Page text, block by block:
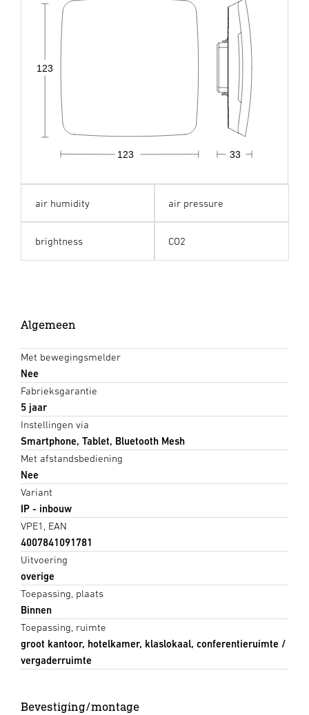
33
123
123
air humidity air pressure
brightness CO2
Algemeen
Met bewegingsmelder
Nee
Fabrieksgarantie
5 jaar
Instellingen via
Smartphone, Tablet, Bluetooth Mesh
Met afstandsbediening
Nee
Variant
IP - inbouw
VPE1, EAN
4007841091781
Uitvoering
overige
Toepassing, plaats
Binnen
Toepassing, ruimte
groot kantoor, hotelkamer, klaslokaal, conferentieruimte /
vergaderruimte
Bevestiging/montage